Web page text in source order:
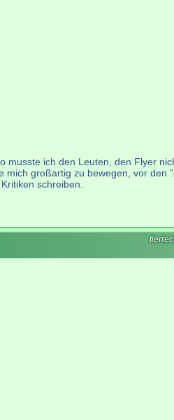
musste ich den Leuten, den Flyer
mich großartig zu bewegen, vor den
schreiben.